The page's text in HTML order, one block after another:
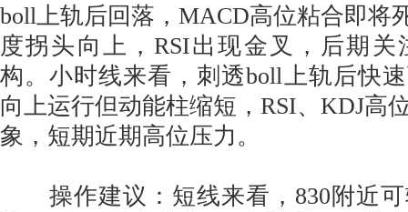
boll上轨后回落，MACD高位粘合即将
度拐头向上，RSI出现金叉，后期关
构。小时线来看，刺透boll上轨后快
向上运行但动能柱缩短，RSI、KDJ高
象，短期近期高位压力。
操作建议：短线来看，830附近可